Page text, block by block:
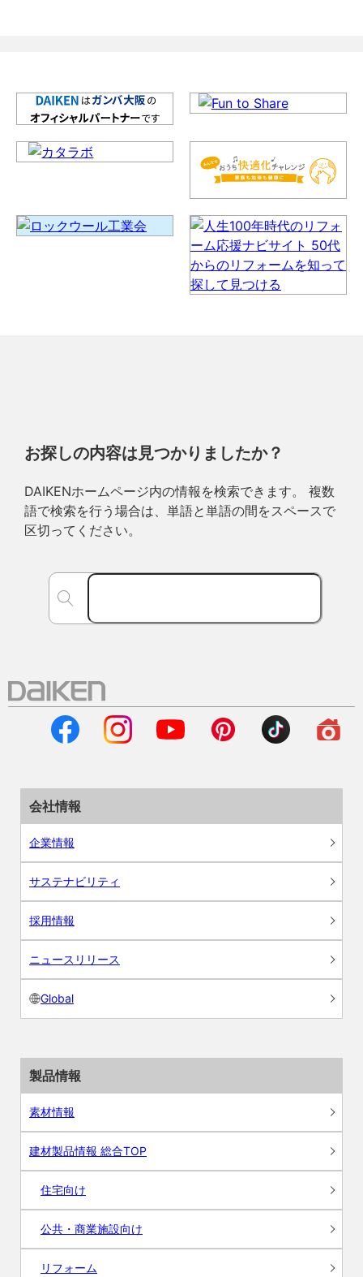
お探しの内容は見つかりましたか？
DAIKENホームページ内の情報を検索できます。 複数
語で検索を行う場合は、単語と単語の間をスペースで
区切ってください。
会社情報
企業情報
サステナビリティ
採用情報
ニュースリリース
Global
製品情報
素材情報
建材製品情報 総合TOP
住宅向け
公共・商業施設向け
リフォーム